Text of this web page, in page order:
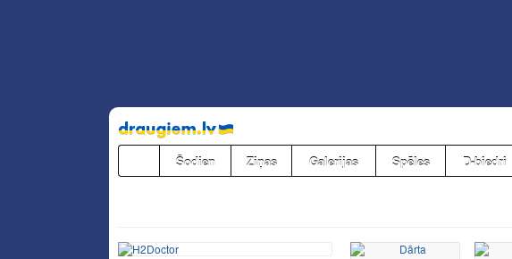
Pāriet
uz
saturu
Šodien Ziņas Galerijas Spēles D-biedri